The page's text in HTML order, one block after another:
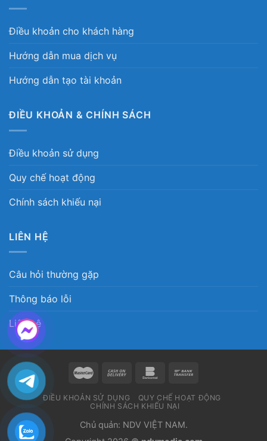
Điều khoản cho khách hàng
Hướng dẫn mua dịch vụ
Hướng dẫn tạo tài khoản
ĐIỀU KHOẢN & CHÍNH SÁCH
Điều khoản sử dụng
Quy chế hoạt động
Chính sách khiếu nại
LIÊN HỆ
Câu hỏi thường gặp
Thông báo lỗi
Liên hệ
ĐIỀU KHOẢN SỬ DỤNG
QUY CHẾ HOẠT ĐỘNG
CHÍNH SÁCH KHIẾU NẠI
Chủ quản: NDV VIỆT NAM.